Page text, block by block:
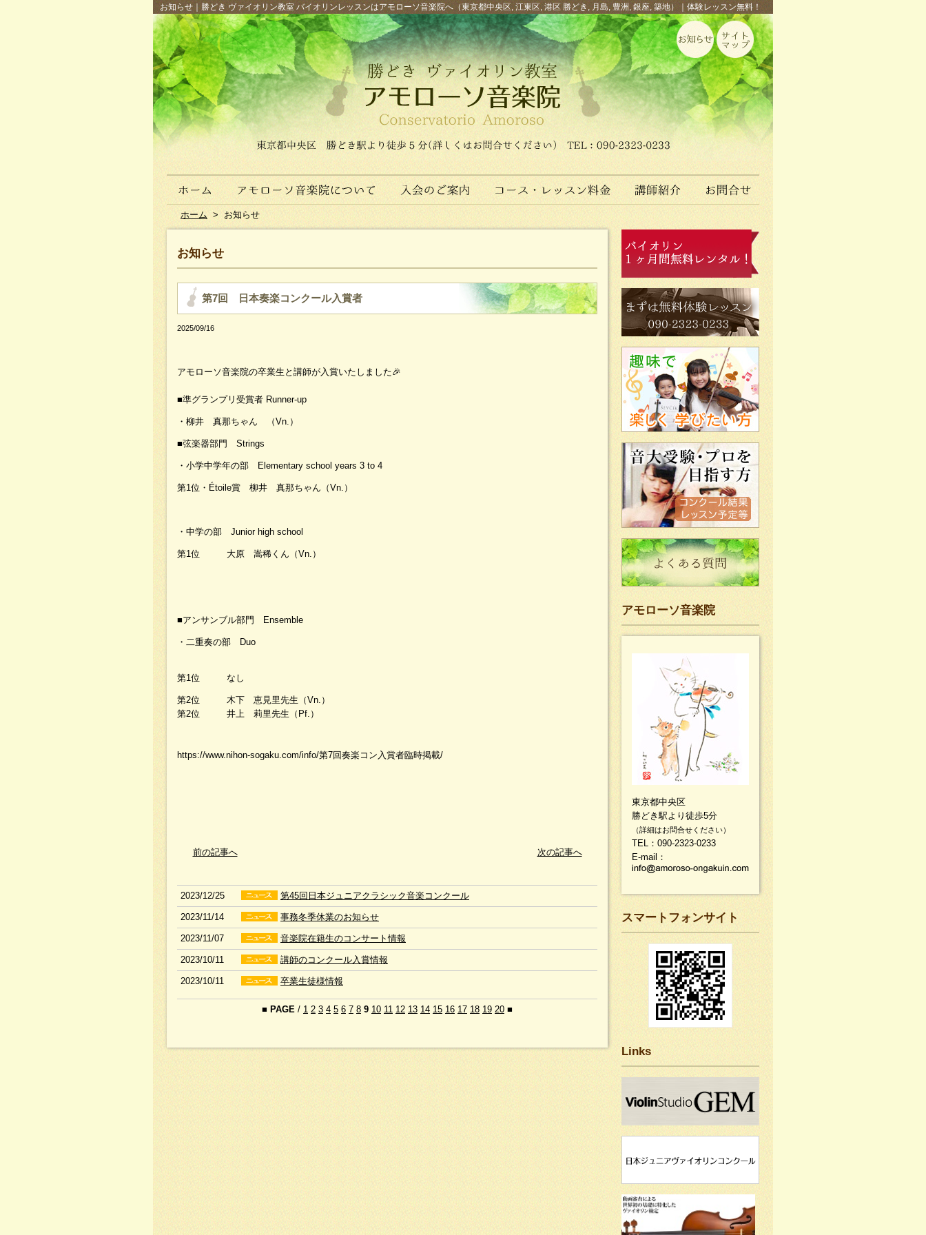
お知らせ｜勝どき ヴァイオリン教室 バイオリンレッスンはアモローソ音楽院へ（東京都中央区, 江東区, 港区 勝どき, 月島, 豊洲, 銀座, 築地）｜体験レッスン無料！
ホーム > お知らせ
お知らせ
第7回 日本奏楽コンクール入賞者
2025/09/16
アモローソ音楽院の卒業生と講師が入賞いたしました🎉
■準グランプリ受賞者 Runner-up
・柳井 真那ちゃん （Vn.）
■弦楽器部門 Strings
・小学中学年の部 Elementary school years 3 to 4
第1位・Étoile賞 柳井 真那ちゃん（Vn.）
・中学の部 Junior high school
第1位 大原 嵩稀くん（Vn.）
■アンサンブル部門 Ensemble
・二重奏の部 Duo
第1位 なし
第2位 木下 恵見里先生（Vn.）
第2位 井上 莉里先生（Pf.）
https://www.nihon-sogaku.com/info/第7回奏楽コン入賞者臨時掲載/
前の記事へ 次の記事へ
2023/12/25 第45回日本ジュニアクラシック音楽コンクール
2023/11/14 事務冬季休業のお知らせ
2023/11/07 音楽院在籍生のコンサート情報
2023/10/11 講師のコンクール入賞情報
2023/10/11 卒業生徒様情報
■ PAGE / 1 2 3 4 5 6 7 8 9 10 11 12 13 14 15 16 17 18 19 20 ■
アモローソ音楽院
東京都中央区
勝どき駅より徒歩5分
（詳細はお問合せください）
TEL：090-2323-0233
E-mail：
スマートフォンサイト
Links